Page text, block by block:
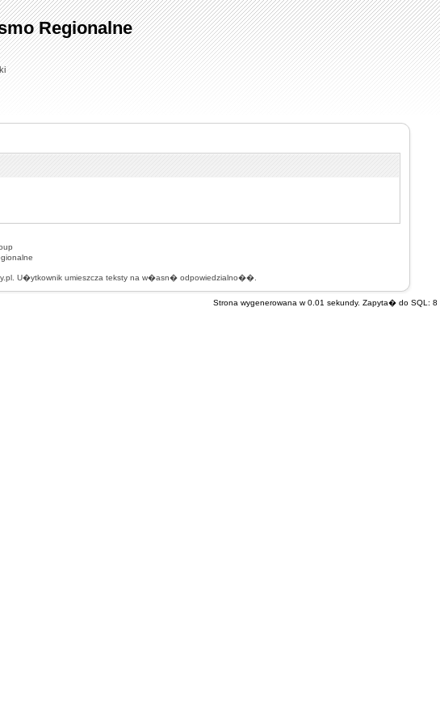
Regionalne
U�ytkownik umieszcza teksty na w�asn� odpowiedzialno��.
Strona wygenerowana w 0.01 sekundy. Zapyta� do SQL: 8